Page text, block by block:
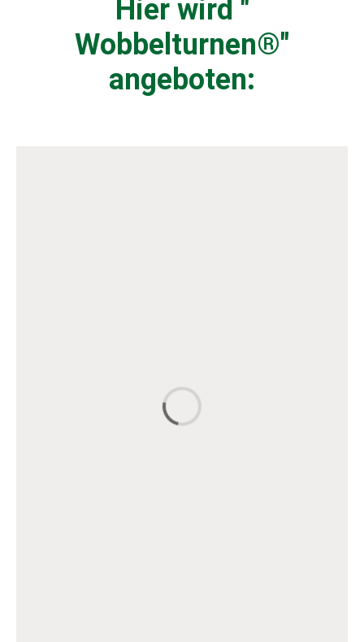
Hier wird "
Wobbelturnen®"
angeboten: